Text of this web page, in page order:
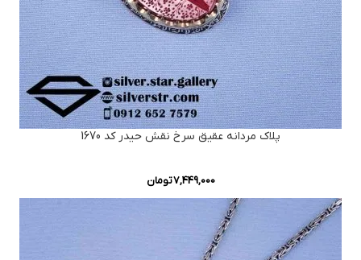
پلاک مردانه عقیق سرخ نقش حیدر کد 1670
7,449,000تومان